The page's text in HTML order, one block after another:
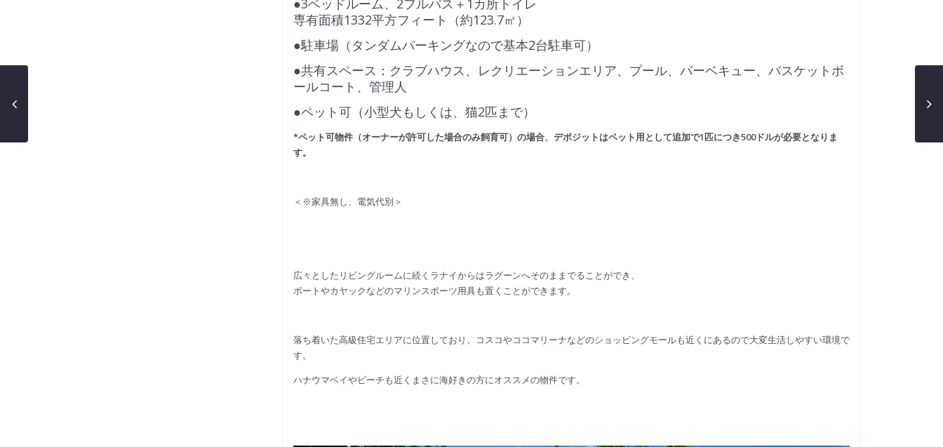
●3ベッドルーム、2フルバス＋1カ所トイレ
専有面積1332平方フィート（約123.7㎡）
●駐車場（タンダムパーキングなので基本2台駐車可）
●共有スペース：クラブハウス、レクリエーションエリア、プール、バーベキュー、バスケットボ
ールコート、管理人
●ペット可（小型犬もしくは、猫2匹まで）
*ペット可物件（オーナーが許可した場合のみ飼育可）の場合、デポジットはペット用として追加で1匹につき500ドルが必要となりま
す。
＜※家具無し、電気代別＞
広々としたリビングルームに続くラナイからはラグーンへそのままでることができ、
ボートやカヤックなどのマリンスポーツ用具も置くことができます。
落ち着いた高級住宅エリアに位置しており、コスコやココマリーナなどのショッピングモールも近くにあるので大変生活しやすい環境で
す。
ハナウマベイやビーチも近くまさに海好きの方にオススメの物件です。